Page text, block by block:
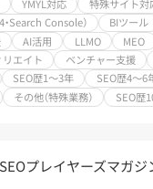
YMYL対応
特殊サイト対
・Search Console）
BIツール
AI活用 LLMO MEO
リエイト ベンチャー支援
SEO歴1～3年
SEO歴4～6
その他（特殊業務） SEO歴
SEOプレイヤーズマガジ